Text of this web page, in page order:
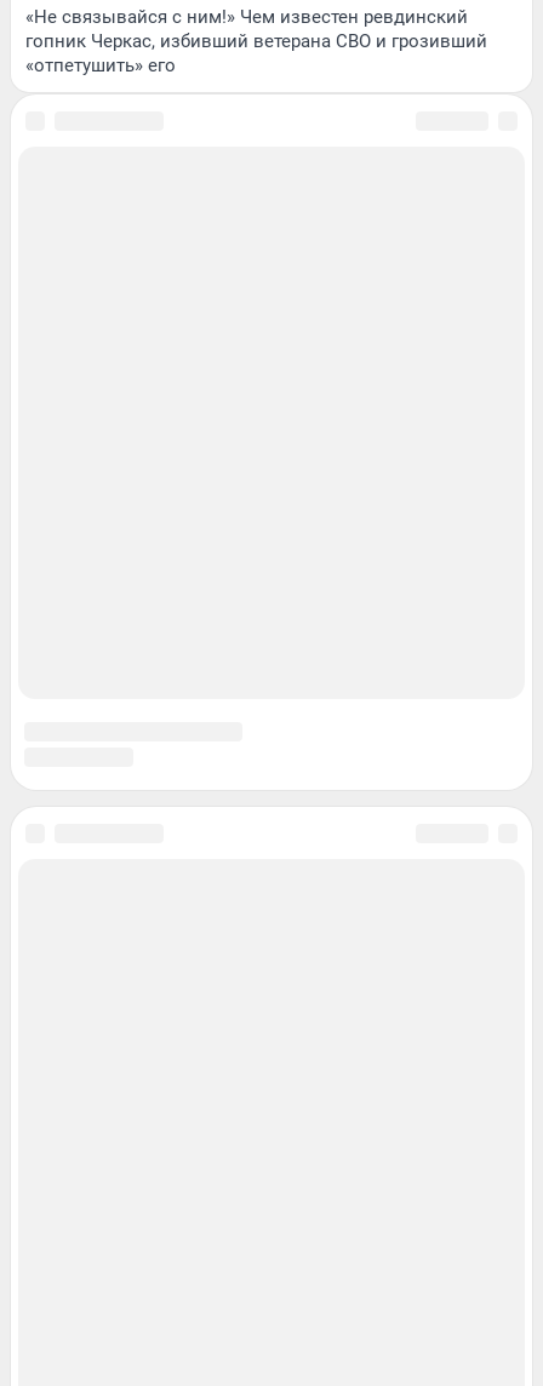
«Не связывайся с ним!» Чем известен ревдинский
гопник Черкас, избивший ветерана СВО и грозивший
«отпетушить» его